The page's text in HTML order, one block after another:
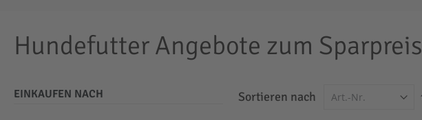
Hundefutter Angebote zum Sparpreis
Sortieren nach
EINKAUFEN NACH